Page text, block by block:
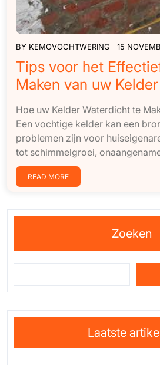
BY KEMOVOCHTWERING 15
Tips voor het
Maken van uw Kelder
Hoe uw Kelder Waterdicht te
Een vochtige kelder kan een
problemen zijn voor
tot schimmelgroei,
READ MORE
Zoeken
Laatste